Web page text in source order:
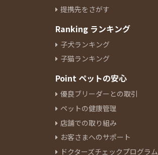
提携先をさがす
Ranking ランキング
子犬ランキング
子猫ランキング
Point ペットの安心
優良ブリーダーとの取引
ペットの健康管理
店舗での取り組み
お客さまへのサポート
ドクターズチェックプログラム